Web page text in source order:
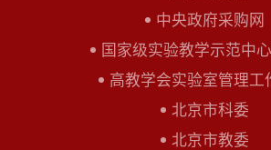
中央政府采购网
国家级实验教学示范中
高教学会实验室管理工
北京市科委
北京市教委